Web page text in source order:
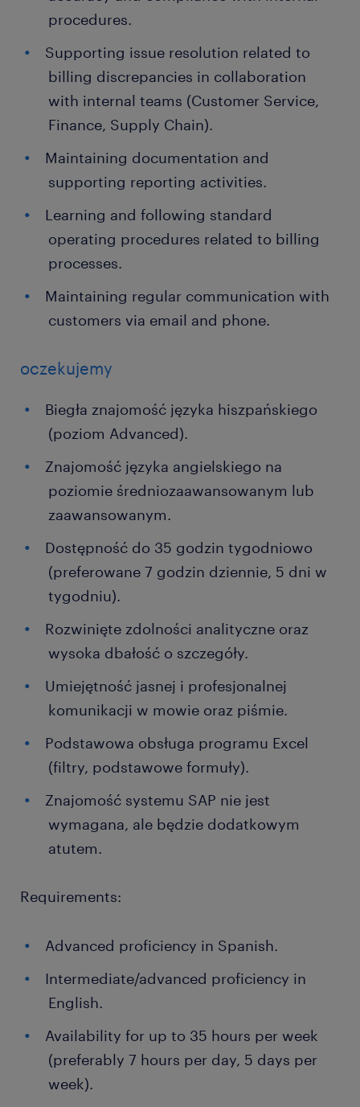
procedures.
Supporting issue resolution related to
billing discrepancies in collaboration
with internal teams (Customer Service,
Finance, Supply Chain).
Maintaining documentation and
supporting reporting activities.
Learning and following standard
operating procedures related to billing
processes.
Maintaining regular communication with
customers via email and phone.
oczekujemy
Biegła znajomość języka hiszpańskiego
(poziom Advanced).
Znajomość języka angielskiego na
poziomie średniozaawansowanym lub
zaawansowanym.
Dostępność do 35 godzin tygodniowo
(preferowane 7 godzin dziennie, 5 dni w
tygodniu).
Rozwinięte zdolności analityczne oraz
wysoka dbałość o szczegóły.
Umiejętność jasnej i profesjonalnej
komunikacji w mowie oraz piśmie.
Podstawowa obsługa programu Excel
(filtry, podstawowe formuły).
Znajomość systemu SAP nie jest
wymagana, ale będzie dodatkowym
atutem.
Requirements:
Advanced proficiency in Spanish.
Intermediate/advanced proficiency in
English.
Availability for up to 35 hours per week
(preferably 7 hours per day, 5 days per
week).